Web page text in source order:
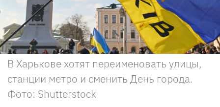
В Харькове хотят переименовать улицы,
станции метро и сменить День города.
Фото: Shutterstock